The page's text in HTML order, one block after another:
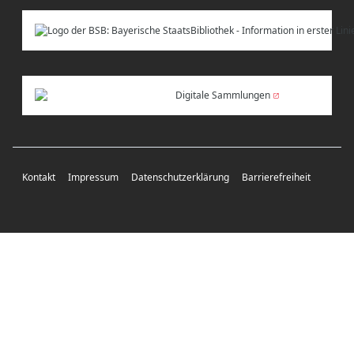
Digitale Sammlungen
Kontakt Impressum Datenschutzerklärung Barrierefreiheit